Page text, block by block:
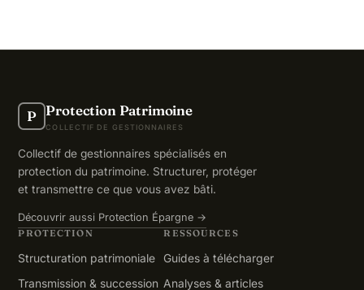
P Protection Patrimoine
COLLECTIF DE GESTIONNAIRES
Collectif de gestionnaires spécialisés en
protection du patrimoine. Structurer, protéger
et transmettre ce que vous avez bâti.
Découvrir aussi Protection Épargne →
PROTECTION
Structuration patrimoniale
Transmission & succession
RESSOURCES
Guides à télécharger
Analyses & articles